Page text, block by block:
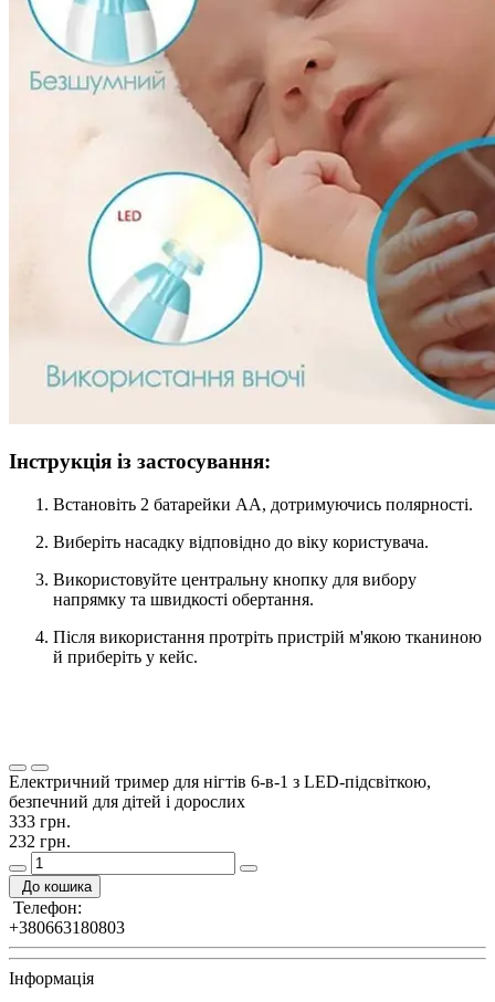
Інструкція із застосування:
Встановіть 2 батарейки AA, дотримуючись полярності.
Виберіть насадку відповідно до віку користувача.
Використовуйте центральну кнопку для вибору
напрямку та швидкості обертання.
Після використання протріть пристрій м'якою тканиною
й приберіть у кейс.
Електричний тример для нігтів 6-в-1 з LED-підсвіткою,
безпечний для дітей і дорослих
333 грн.
232 грн.
До кошика
Телефон:
+380663180803
Інформація